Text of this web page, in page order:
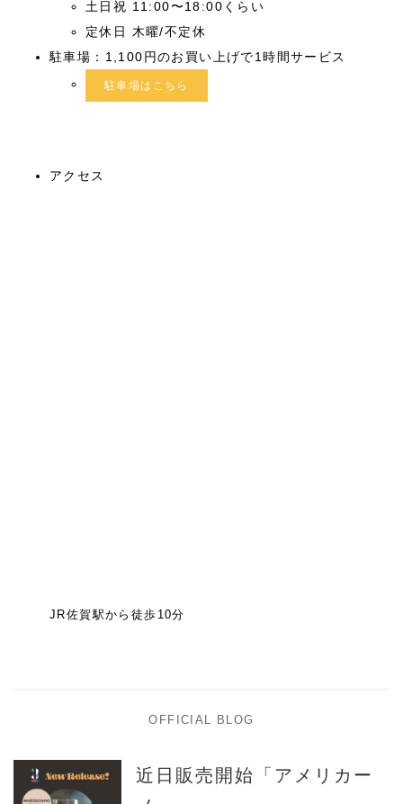
土日祝 11:00〜18:00くらい
定休日 木曜/不定休
駐車場：1,100円のお買い上げで1時間サービス
駐車場はこちら
アクセス
JR佐賀駅から徒歩10分
OFFICIAL BLOG
近日販売開始「アメリカー